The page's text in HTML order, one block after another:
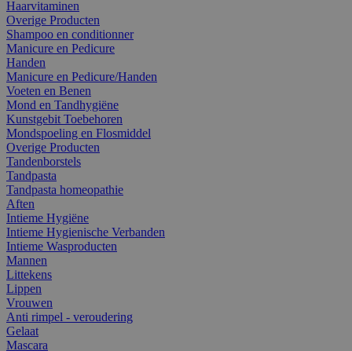
Haarvitaminen
Overige Producten
Shampoo en conditionner
Manicure en Pedicure
Handen
Manicure en Pedicure/Handen
Voeten en Benen
Mond en Tandhygiëne
Kunstgebit Toebehoren
Mondspoeling en Flosmiddel
Overige Producten
Tandenborstels
Tandpasta
Tandpasta homeopathie
Aften
Intieme Hygiëne
Intieme Hygienische Verbanden
Intieme Wasproducten
Mannen
Littekens
Lippen
Vrouwen
Anti rimpel - veroudering
Gelaat
Mascara